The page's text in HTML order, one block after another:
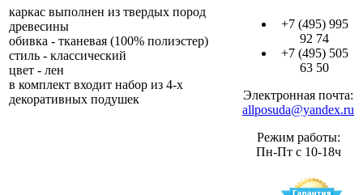
каркас выполнен из твердых пород
древесины
обивка - тканевая (100% полиэстер)
стиль - классический
цвет - лен
в комплект входит набор из 4-х
декоративных подушек
+7 (495) 995
92 74
+7 (495) 505
63 50
Электронная почта:
allposuda@yandex.ru
Режим работы:
Пн-Пт с 10-18ч